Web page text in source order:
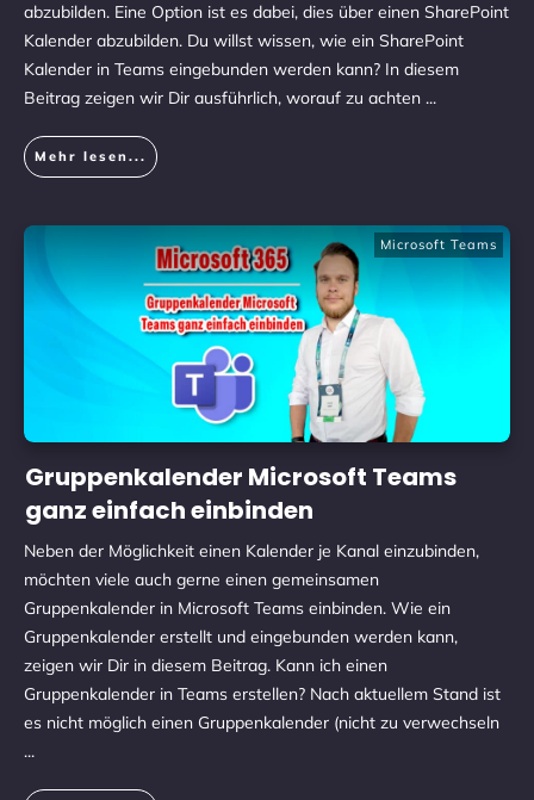
abzubilden. Eine Option ist es dabei, dies über einen SharePoint
Kalender abzubilden. Du willst wissen, wie ein SharePoint
Kalender in Teams eingebunden werden kann? In diesem
Beitrag zeigen wir Dir ausführlich, worauf zu achten ...
Mehr lesen...
Microsoft Teams
Gruppenkalender Microsoft Teams
ganz einfach einbinden
Neben der Möglichkeit einen Kalender je Kanal einzubinden,
möchten viele auch gerne einen gemeinsamen
Gruppenkalender in Microsoft Teams einbinden. Wie ein
Gruppenkalender erstellt und eingebunden werden kann,
zeigen wir Dir in diesem Beitrag. Kann ich einen
Gruppenkalender in Teams erstellen? Nach aktuellem Stand ist
es nicht möglich einen Gruppenkalender (nicht zu verwechseln
...